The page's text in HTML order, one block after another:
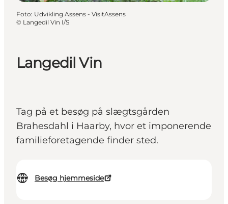
Langedil Vin
Tag på et besøg på slægtsgården
Brahesdahl i Haarby, hvor et imponerende
familieforetagende finder sted.
Besøg hjemmeside
Foto: Udvikling Assens - VisitAssens
© Langedil Vin I/S